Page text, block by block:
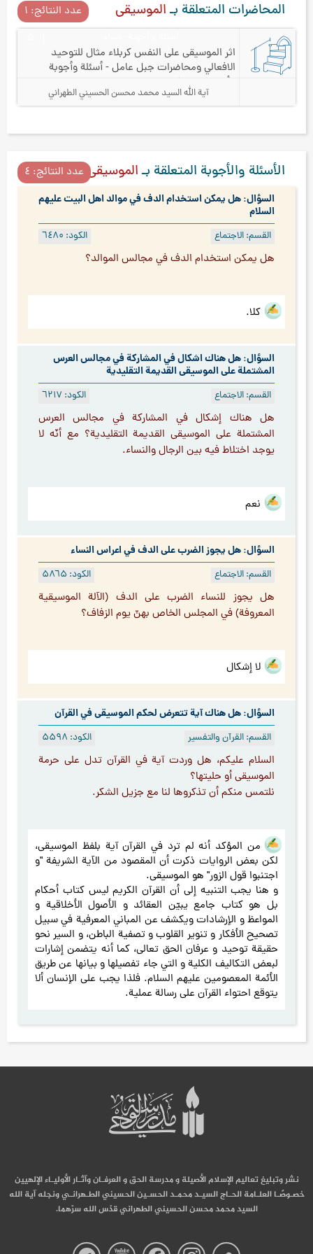
المحاضرات المتعلقة بـالموسيقى عدد النتائج: ۱
اثر الموسيقى على النفس كربلاء مثال للتوحيد
الافعالي ومحاضرات جبل عامل - أسئلة وأجوبة
الأخوات - ج ۵
آية الله السيد محمد محسن الحسيني الطهراني
الأسئلة والأجوبة المتعلقة بـالموسيقى عدد النتائج: ٤
السؤال: هل يمكن استخدام الدف في موالد اهل البيت عليهم
السلام
الكود: ٦٤۸۰ القسم: الاجتماع
هل يمكن استخدام الدف في مجالس الموالد؟
كلا.
السؤال: هل هناك اشكال في المشاركة في مجالس العرس
المشتملة على الموسيقى القديمة التقليدية
الكود: ٦۲۱۷ القسم: الاجتماع
هل هناك إشكال في المشاركة في مجالس العرس
المشتملة على الموسيقى القديمة التقليدية؟ مع أنّه لا
يوجد اختلاط فيه بين الرجال والنساء.
نعم
السؤال: هل يجوز الضرب على الدف في اعراس النساء
الكود: ۵۸٦۵ القسم: الاجتماع
هل يجوز للنساء الضرب على الدف (الآلة الموسيقية
المعروفة) في المجلس الخاص بهنّ يوم الزفاف؟
لا إشكال
السؤال: هل هناك آية تتعرض لحكم الموسيقى في القرآن
الكود: ۵۵٩۸ القسم: القرآن والتفسير
السلام علیکم، هل وردت آیة في القرآن تدل على حرمة
الموسیقی أو حلیتها؟
نلتمس منکم أن تذکروها لنا مع جزیل الشکر.
من المؤکد أنه لم ترد في القرآن آیة بلفظ الموسیقی،
لکن بعض الروایات ذکرت أن المقصود من الآیة الشریفة "و
اجتنبوا قول الزور" هو الموسیقی.
و هنا یجب التنبیه إلی أن القرآن الکریم لیس کتاب أحکام
بل هو کتاب جامع يبيّن العقائد و الأصول الأخلاقیة و
المواعظ و الإرشادات ويكشف عن المباني المعرفیة في سبیل
تصحیح الأفکار و تنویر القلوب و تصفية الباطن، و السیر نحو
حقیقة توحید و عرفان الحق تعالی، کما أنه يتضمن إشارات
لبعض التكاليف الكلية و التي جاء تفصیلها و بیانها عن طریق
الأئمة المعصومین علیهم السلام. فلذا یجب علی الإنسان ألا
یتوقع احتواء القرآن علی رسالة عملیة.
نشر وتبليغ تعاليم الإسلام الأصيلة و مدرسة الحق و العرفـان وآثـار الأوليـاء الإلهيين
خصـوصًـا العلـامة الحـاج السيـد محمـد الحسـين الحسيني الطـهرانـي ونجله آية الله
السيد محمد محسن الحسيني الطهراني قدّس الله سرّهما.